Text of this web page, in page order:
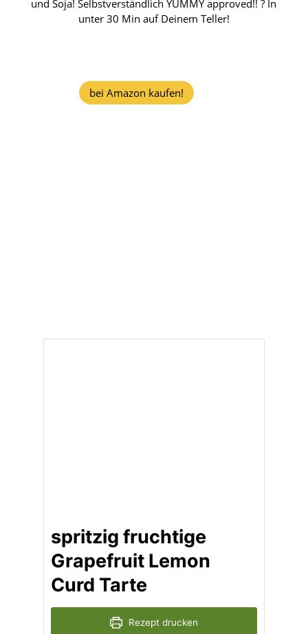
und Soja! Selbstverständlich YUMMY approved!! ? In
unter 30 Min auf Deinem Teller!
bei Amazon kaufen!
spritzig fruchtige
Grapefruit Lemon
Curd Tarte
Rezept drucken